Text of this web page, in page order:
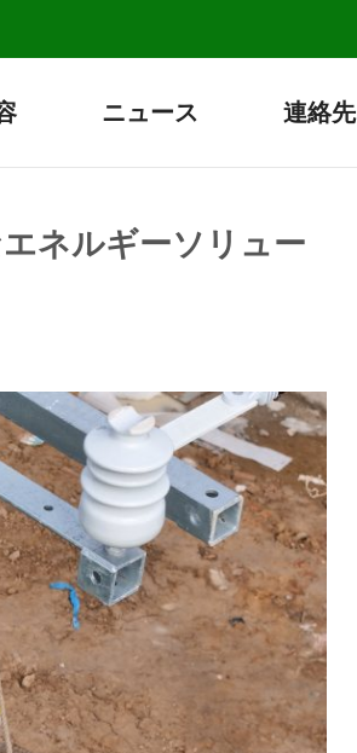
ニュース 連絡先
ネルギーソリュー